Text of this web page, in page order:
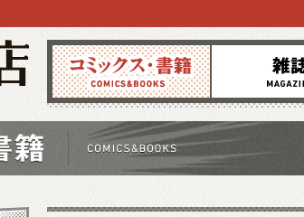
コミックス 雑誌